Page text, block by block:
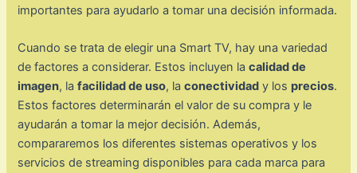
importantes para ayudarlo a tomar una decisión informada.
Cuando se trata de elegir una Smart TV, hay una variedad
de factores a considerar. Estos incluyen lacalidad de
imagen, lafacilidad de uso, laconectividad y los precios.
Estos factores determinarán el valor de su compra y le
ayudarán a tomar la mejor decisión. Además,
compararemos los diferentes sistemas operativos y los
servicios de streaming disponibles para cada marca para